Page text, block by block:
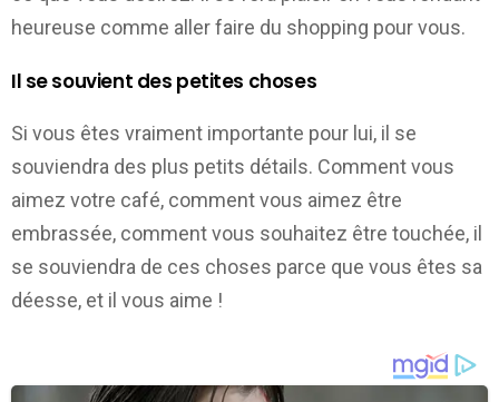
heureuse comme aller faire du shopping pour vous.
Il se souvient des petites choses
Si vous êtes vraiment importante pour lui, il se
souviendra des plus petits détails. Comment vous
aimez votre café, comment vous aimez être
embrassée, comment vous souhaitez être touchée, il
se souviendra de ces choses parce que vous êtes sa
déesse, et il vous aime !